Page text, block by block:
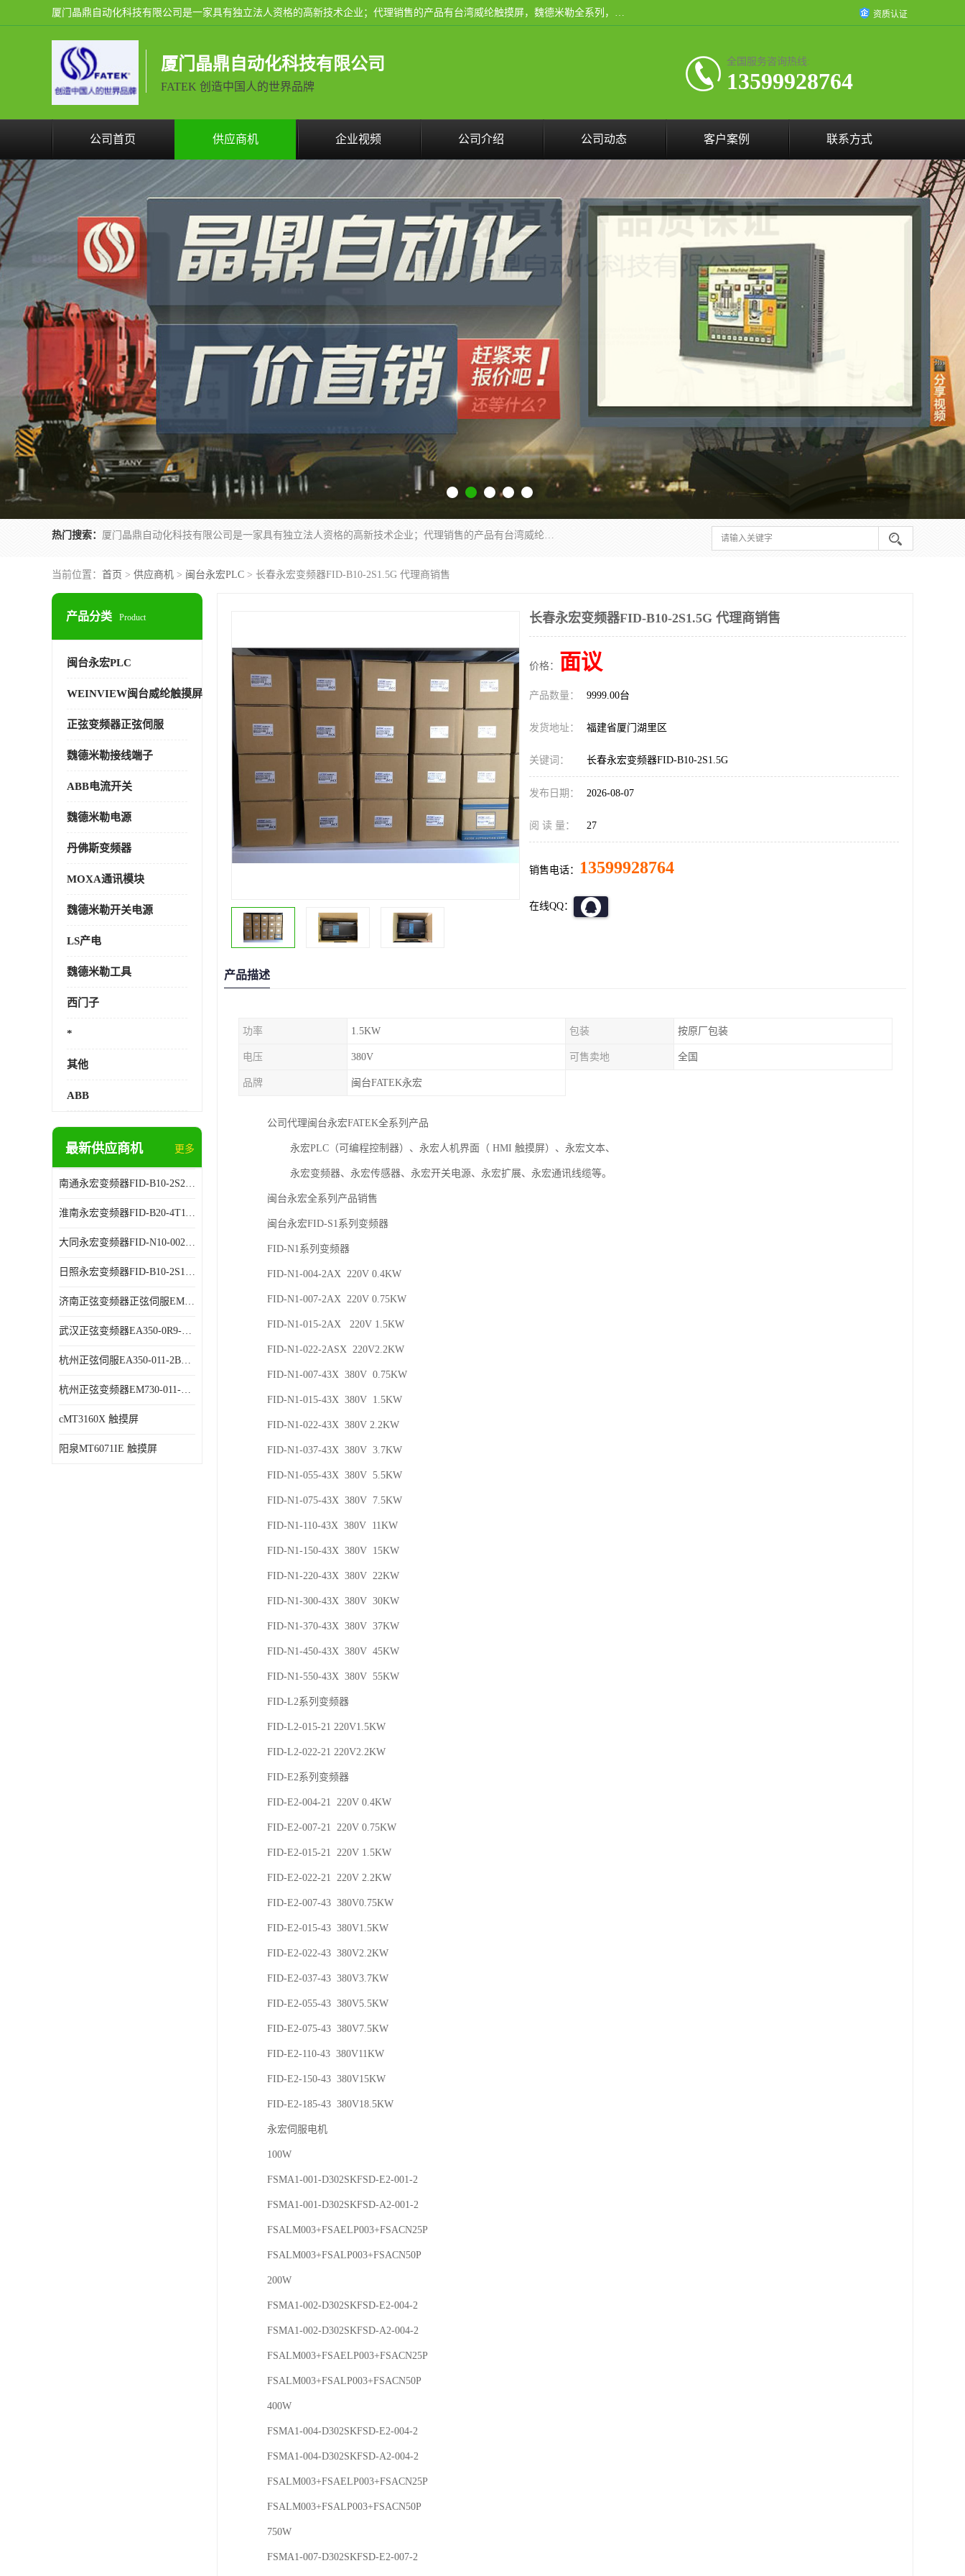
厦门晶鼎自动化科技有限公司是一家具有独立法人资格的高新技术企业；代理销售的产品有台湾威纶触摸屏，魏德米勒全系列，永宏触摸屏,威纶触摸屏,台湾威纶weinview触摸屏,台湾永宏PLC，FATEK,永宏伺服,图儿克总线，施耐德，欧姆龙，西门子，富士变频，K&N蓝系列， BUSSMANN，松下变频器，丹佛斯变频器等。 资质认证
厦门晶鼎自动化科技有限公司
FATEK 创造中国人的世界品牌
全国服务咨询热线:
13599928764
公司首页 供应商机 企业视频 公司介绍 公司动态 客户案例 联系方式
热门搜索： 厦门晶鼎自动化科技有限公司是一家具有独立法人资格的高新技术企业；代理销售的产品有台湾威纶触摸屏，魏德米勒全系列，永宏触摸屏,威纶触摸屏,台湾威纶weinview触摸屏,台湾永宏PLC，FATEK,永宏伺服,图儿克总线，施耐德，欧姆龙，西门子，富士变频，K&N蓝系列， BUSSMANN，松下变频器，丹佛斯变频器等。
当前位置： 首页 > 供应商机 > 闽台永宏PLC > 长春永宏变频器FID-B10-2S1.5G 代理商销售
产品分类 Product
闽台永宏PLC
WEINVIEW闽台威纶触摸屏
正弦变频器正弦伺服
魏德米勒接线端子
ABB电流开关
魏德米勒电源
丹佛斯变频器
MOXA通讯模块
魏德米勒开关电源
LS产电
魏德米勒工具
西门子
*
其他
ABB
最新供应商机 更多
南通永宏变频器FID-B10-2S2.2G 厂家销售
淮南永宏变频器FID-B20-4T11G 厂家销售
大同永宏变频器FID-N10-002243 厂家销售
日照永宏变频器FID-B10-2S1.5G 代理商销售
济南正弦变频器正弦伺服EM730-315-3代理商 变频器 代理商销售
武汉正弦变频器EA350-0R9-1B代理商 变频器 代理商销售
杭州正弦伺服EA350-011-2B代理商 变频器 代理商销售
杭州正弦变频器EM730-011-3B代理商 变频器 代理商销售
cMT3160X 触摸屏
阳泉MT6071IE 触摸屏
长春永宏变频器FID-B10-2S1.5G 代理商销售
价格： 面议
产品数量： 9999.00台
发货地址： 福建省厦门湖里区
关键词： 长春永宏变频器FID-B10-2S1.5G
发布日期： 2026-08-07
阅 读 量： 27
销售电话： 13599928764
在线QQ：
产品描述
功率 1.5KW 包装 按原厂包装
电压 380V 可售卖地 全国
品牌 闽台FATEK永宏
公司代理闽台永宏FATEK全系列产品
永宏PLC（可编程控制器）、永宏人机界面（ HMI 触摸屏）、永宏文本、
永宏变频器、永宏传感器、永宏开关电源、永宏扩展、永宏通讯线缆等。
闽台永宏全系列产品销售
闽台永宏FID-S1系列变频器
FID-N1系列变频器
FID-N1-004-2AX 220V 0.4KW
FID-N1-007-2AX 220V 0.75KW
FID-N1-015-2AX 220V 1.5KW
FID-N1-022-2ASX 220V2.2KW
FID-N1-007-43X 380V 0.75KW
FID-N1-015-43X 380V 1.5KW
FID-N1-022-43X 380V 2.2KW
FID-N1-037-43X 380V 3.7KW
FID-N1-055-43X 380V 5.5KW
FID-N1-075-43X 380V 7.5KW
FID-N1-110-43X 380V 11KW
FID-N1-150-43X 380V 15KW
FID-N1-220-43X 380V 22KW
FID-N1-300-43X 380V 30KW
FID-N1-370-43X 380V 37KW
FID-N1-450-43X 380V 45KW
FID-N1-550-43X 380V 55KW
FID-L2系列变频器
FID-L2-015-21 220V1.5KW
FID-L2-022-21 220V2.2KW
FID-E2系列变频器
FID-E2-004-21 220V 0.4KW
FID-E2-007-21 220V 0.75KW
FID-E2-015-21 220V 1.5KW
FID-E2-022-21 220V 2.2KW
FID-E2-007-43 380V0.75KW
FID-E2-015-43 380V1.5KW
FID-E2-022-43 380V2.2KW
FID-E2-037-43 380V3.7KW
FID-E2-055-43 380V5.5KW
FID-E2-075-43 380V7.5KW
FID-E2-110-43 380V11KW
FID-E2-150-43 380V15KW
FID-E2-185-43 380V18.5KW
永宏伺服电机
100W
FSMA1-001-D302SKFSD-E2-001-2
FSMA1-001-D302SKFSD-A2-001-2
FSALM003+FSAELP003+FSACN25P
FSALM003+FSALP003+FSACN50P
200W
FSMA1-002-D302SKFSD-E2-004-2
FSMA1-002-D302SKFSD-A2-004-2
FSALM003+FSAELP003+FSACN25P
FSALM003+FSALP003+FSACN50P
400W
FSMA1-004-D302SKFSD-E2-004-2
FSMA1-004-D302SKFSD-A2-004-2
FSALM003+FSAELP003+FSACN25P
FSALM003+FSALP003+FSACN50P
750W
FSMA1-007-D302SKFSD-E2-007-2